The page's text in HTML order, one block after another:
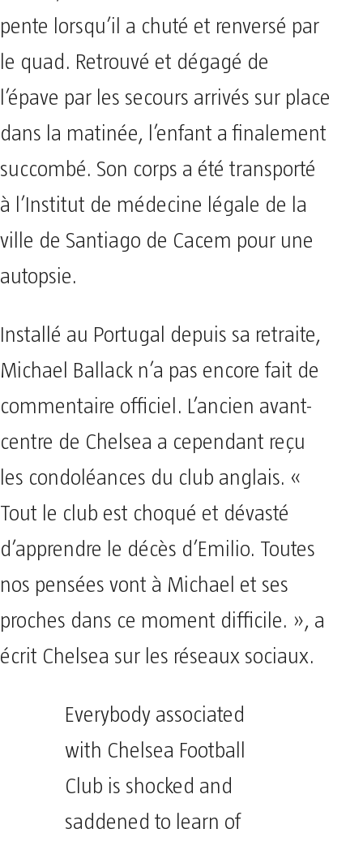
pente lorsqu’il a chuté et renversé par
le quad. Retrouvé et dégagé de
l’épave par les secours arrivés sur place
dans la matinée, l’enfant a finalement
succombé. Son corps a été transporté
à l’Institut de médecine légale de la
ville de Santiago de Cacem pour une
autopsie.
Installé au Portugal depuis sa retraite,
Michael Ballack n’a pas encore fait de
commentaire officiel. L’ancien avant-
centre de Chelsea a cependant reçu
les condoléances du club anglais. «
Tout le club est choqué et dévasté
d’apprendre le décès d’Emilio. Toutes
nos pensées vont à Michael et ses
proches dans ce moment difficile. », a
écrit Chelsea sur les réseaux sociaux.
Everybody associated
with Chelsea Football
Club is shocked and
saddened to learn of